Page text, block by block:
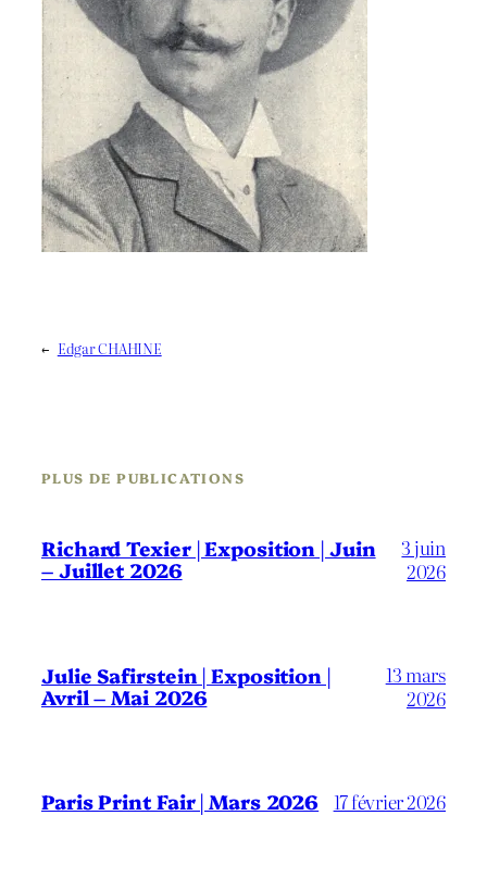
← Edgar CHAHINE
PLUS DE PUBLICATIONS
Richard Texier | Exposition | Juin
– Juillet 2026
3 juin
2026
Julie Safirstein | Exposition |
Avril – Mai 2026
13 mars
2026
Paris Print Fair | Mars 2026 17 février 2026